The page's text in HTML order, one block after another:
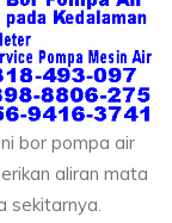
bor pompa air
aliran mata
sekitarnya.